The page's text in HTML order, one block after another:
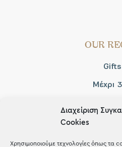
Διαχείριση
Cookies
Χρησιμοποιούμε τεχνολογίες όπως τα
OUR
Gifts
Μέχρι
Shop the